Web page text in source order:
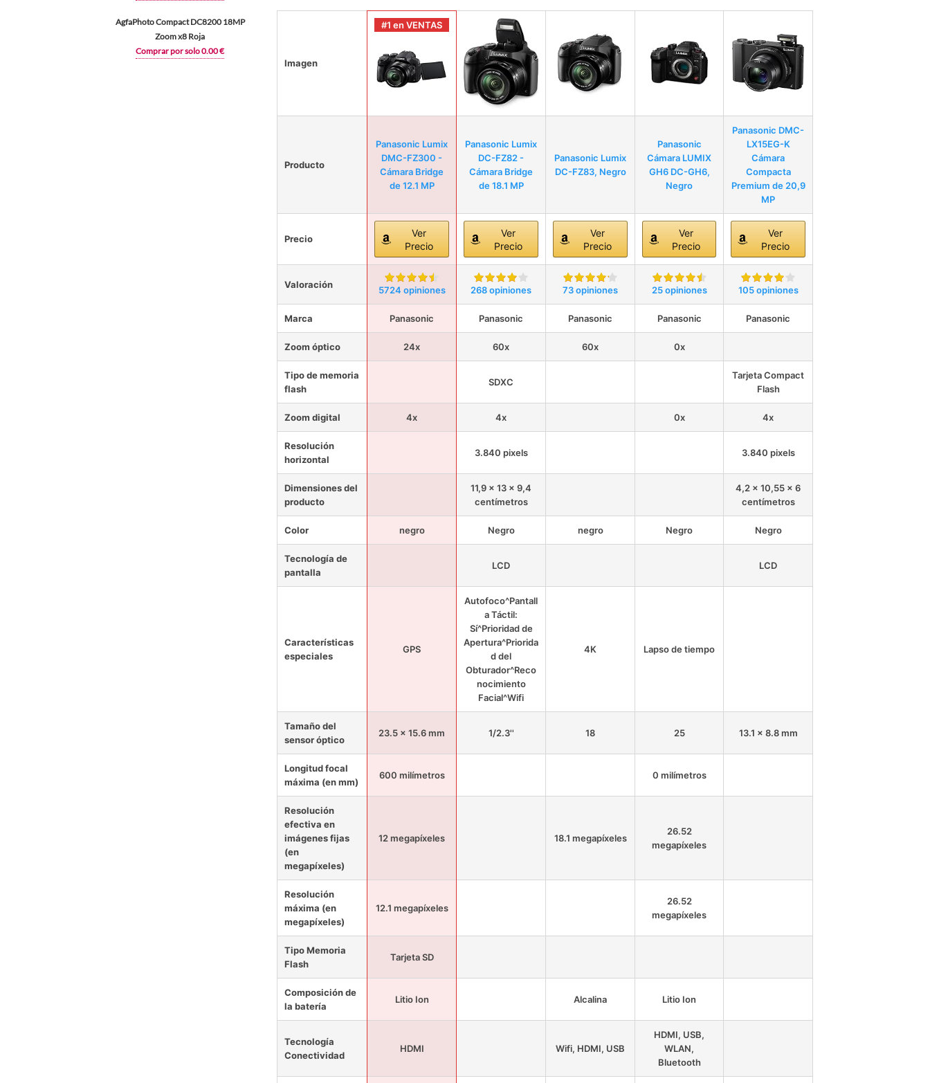
AgfaPhoto Compact DC8200 18MP
Zoom x8 Roja
Comprar por solo 0.00 €
Imagen
#1 en VENTAS
Producto
Panasonic Lumix
DMC-FZ300 -
Cámara Bridge
de 12.1 MP
Panasonic Lumix
DC-FZ82 -
Cámara Bridge
de 18.1 MP
Panasonic Lumix
DC-FZ83, Negro
Panasonic
Cámara LUMIX
GH6 DC-GH6,
Negro
Panasonic DMC-
LX15EG-K
Cámara
Compacta
Premium de 20,9
MP
Precio
Ver
Precio
Ver
Precio
Ver
Precio
Ver
Precio
Ver
Precio
Valoración 5724 opiniones 268 opiniones 73 opiniones 25 opiniones 105 opiniones
Marca Panasonic Panasonic Panasonic Panasonic Panasonic
Zoom óptico 24x 60x 60x 0x
Tipo de memoria
flash
SDXC
Tarjeta Compact
Flash
Zoom digital 4x 4x 0x 4x
Resolución
horizontal
3.840 pixels 3.840 pixels
Dimensiones del
producto
11,9 x 13 x 9,4
centímetros
4,2 x 10,55 x 6
centímetros
Color negro Negro negro Negro Negro
Tecnología de
pantalla
LCD LCD
Características
especiales
GPS
Autofoco^Pantall
a Táctil:
Sí^Prioridad de
Apertura^Priorida
d del
Obturador^Reco
nocimiento
Facial^Wifi
4K Lapso de tiempo
Tamaño del
sensor óptico
23.5 x 15.6 mm 1/2.3'' 18 25 13.1 x 8.8 mm
Longitud focal
máxima (en mm)
600 milímetros 0 milímetros
Resolución
efectiva en
imágenes fijas
(en
megapíxeles)
12 megapíxeles 18.1 megapíxeles
26.52
megapíxeles
Resolución
máxima (en
megapíxeles)
12.1 megapíxeles
26.52
megapíxeles
Tipo Memoria
Flash
Tarjeta SD
Composición de
la batería
Litio Ion Alcalina Litio Ion
Tecnología
Conectividad
HDMI Wifi, HDMI, USB
HDMI, USB,
WLAN,
Bluetooth